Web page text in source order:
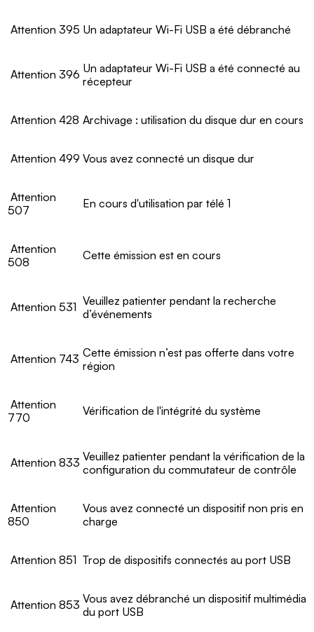
Attention 395 Un adaptateur Wi-Fi USB a été débranché
Attention 396 Un adaptateur Wi-Fi USB a été connecté au
récepteur
Attention 428 Archivage : utilisation du disque dur en cours
Attention 499 Vous avez connecté un disque dur
Attention
507
En cours d'utilisation par télé 1
Attention
508
Cette émission est en cours
Attention 531 Veuillez patienter pendant la recherche
d’événements
Attention 743 Cette émission n’est pas offerte dans votre
région
Attention
770
Vérification de l'intégrité du système
Attention 833 Veuillez patienter pendant la vérification de la
configuration du commutateur de contrôle
Attention
850
Vous avez connecté un dispositif non pris en
charge
Attention 851 Trop de dispositifs connectés au port USB
Attention 853 Vous avez débranché un dispositif multimédia
du port USB